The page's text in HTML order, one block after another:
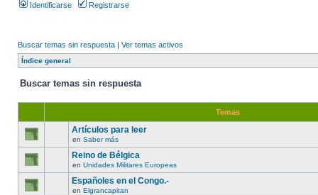
Identificarse Registrarse
Buscar temas sin respuesta | Ver temas activos
Índice general
Buscar temas sin respuesta
Temas
Artículos para leer
en Saber más
Reino de Bélgica
en Unidades Militares Europeas
Españoles en el Congo.-
en Elgrancapitan